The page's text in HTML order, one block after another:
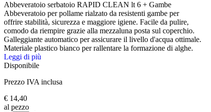
Abbeveratoio serbatoio RAPID CLEAN lt 6 + Gambe
Abbeveratoio per pollame rialzato da resistenti gambe per
offrire stabilità, sicurezza e maggiore igiene. Facile da pulire,
comodo da riempire grazie alla mezzaluna posta sul coperchio.
Galleggiante automatico per assicurare il livello d'acqua ottimale.
Materiale plastico bianco per rallentare la formazione di alghe.
Leggi di più
Disponibile
Prezzo IVA inclusa
€ 14,40
al pezzo